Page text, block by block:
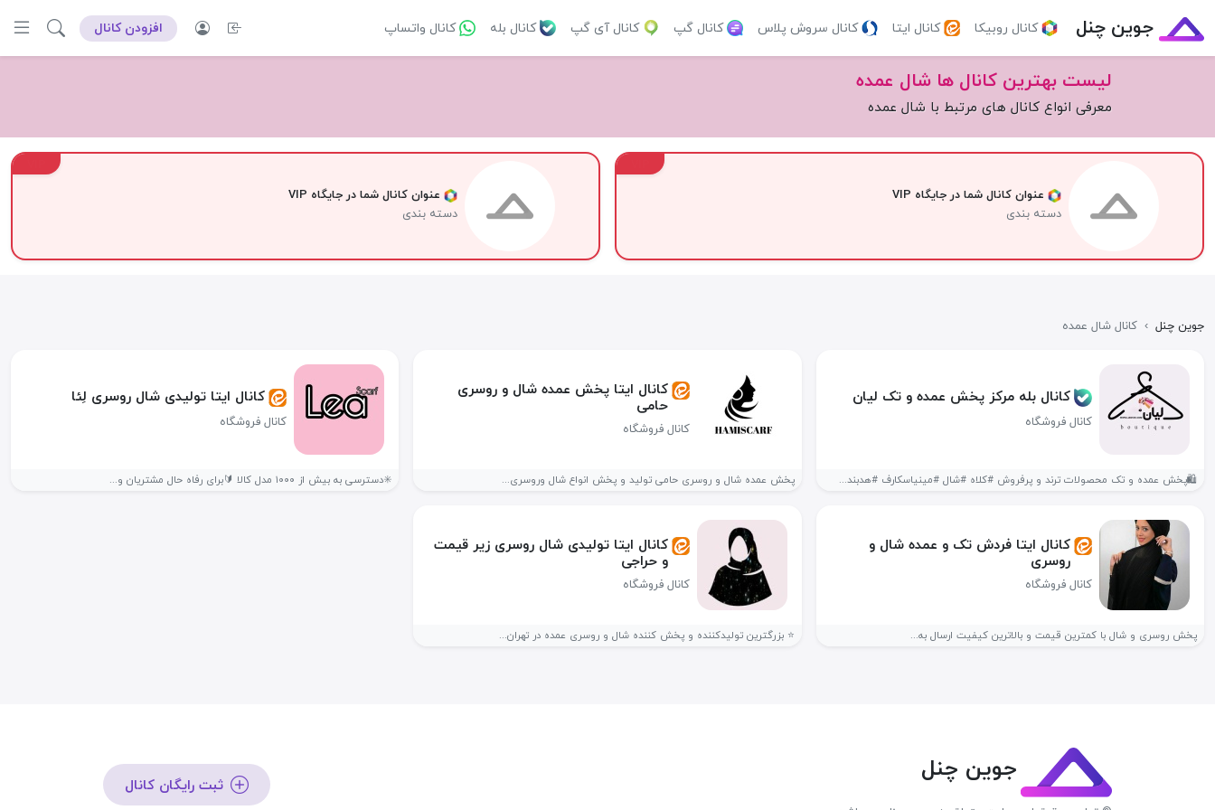
جوین چنل کانال روبیکا کانال ایتا کانال سروش پلاس کانال گپ کانال آی گپ کانال بله کانال واتساپ افزودن کانال
لیست بهترین کانال ها شال عمده
معرفی انواع کانال های مرتبط با شال عمده
عنوان کانال شما در جایگاه VIP
دسته بندی
عنوان کانال شما در جایگاه VIP
دسته بندی
جوین چنل › کانال شال عمده
کانال بله مرکز پخش عمده و تک لیان
کانال فروشگاه
🛍️پخش عمده و تک محصولات ترند و پرفروش #کلاه #شال #مینیاسکارف #هدبند...
کانال ایتا پخش عمده شال و روسری
حامی
کانال فروشگاه
پخش عمده شال و روسری حامی تولید و پخش انواع شال وروسری...
کانال ایتا تولیدی شال روسری لِئا
کانال فروشگاه
✳️دسترسی به بیش از ۱۰۰۰ مدل کالا 🔰برای رفاه حال مشتریان و...
کانال ایتا فردش تک و عمده شال و
روسری
کانال فروشگاه
پخش روسری و شال با کمترین قیمت و بالاترین کیفیت ارسال به...
کانال ایتا تولیدی شال روسری زیر قیمت
و حراجی
کانال فروشگاه
⭐️ بزرگترین تولیدکننده و پخش کننده شال و روسری عمده در تهران...
جوین چنل
ثبت رایگان کانال